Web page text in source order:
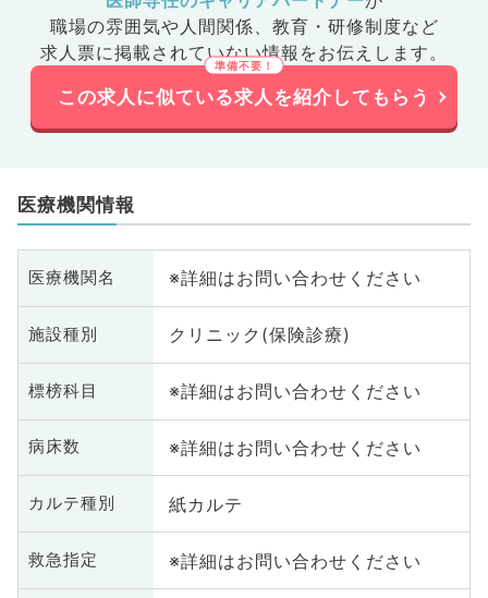
職場の雰囲気や人間関係、 教育・研修制度など
求人票に掲載されていない情報をお伝えします。
この求人に似ている求人を紹介してもらう
医療機関情報
医療機関名 ※詳細はお問い合わせください
施設種別 クリニック(保険診療)
標榜科目 ※詳細はお問い合わせください
病床数 ※詳細はお問い合わせください
カルテ種別 紙カルテ
救急指定 ※詳細はお問い合わせください